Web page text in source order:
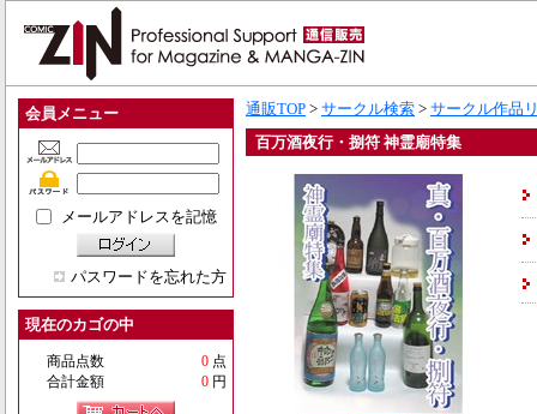
会員メニュー
メールアドレスを記憶
パスワードを忘れた方
現在のカゴの中
商品点数 0 点
合計金額
0 円
通販TOP > サークル検索 > サークル作品
百万酒夜行・捌符 神霊廟特集